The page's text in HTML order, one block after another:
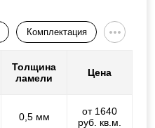
Комплектация
Толщина
ламели
Цена
0,5 мм
от 1640
руб. кв.м.